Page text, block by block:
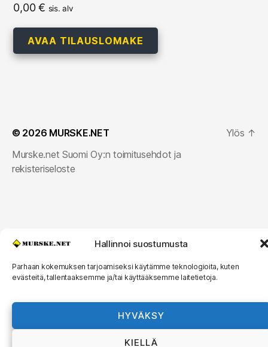
Hallinnoi suostumusta
Parhaan kokemuksen tarjoamiseksi käytämme teknologioita, kuten
evästeitä, tallentaaksemme ja/tai käyttääksemme laitetietoja.
HYVÄKSY
KIELLÄ
0,00€ sis. alv
AVAA TILAUSLOMAKE
© 2026 MURSKE.NET
Murske.net Suomi Oy:n toimitusehdot ja
rekisteriseloste
Ylös ↑